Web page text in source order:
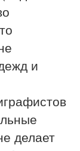
и
делает